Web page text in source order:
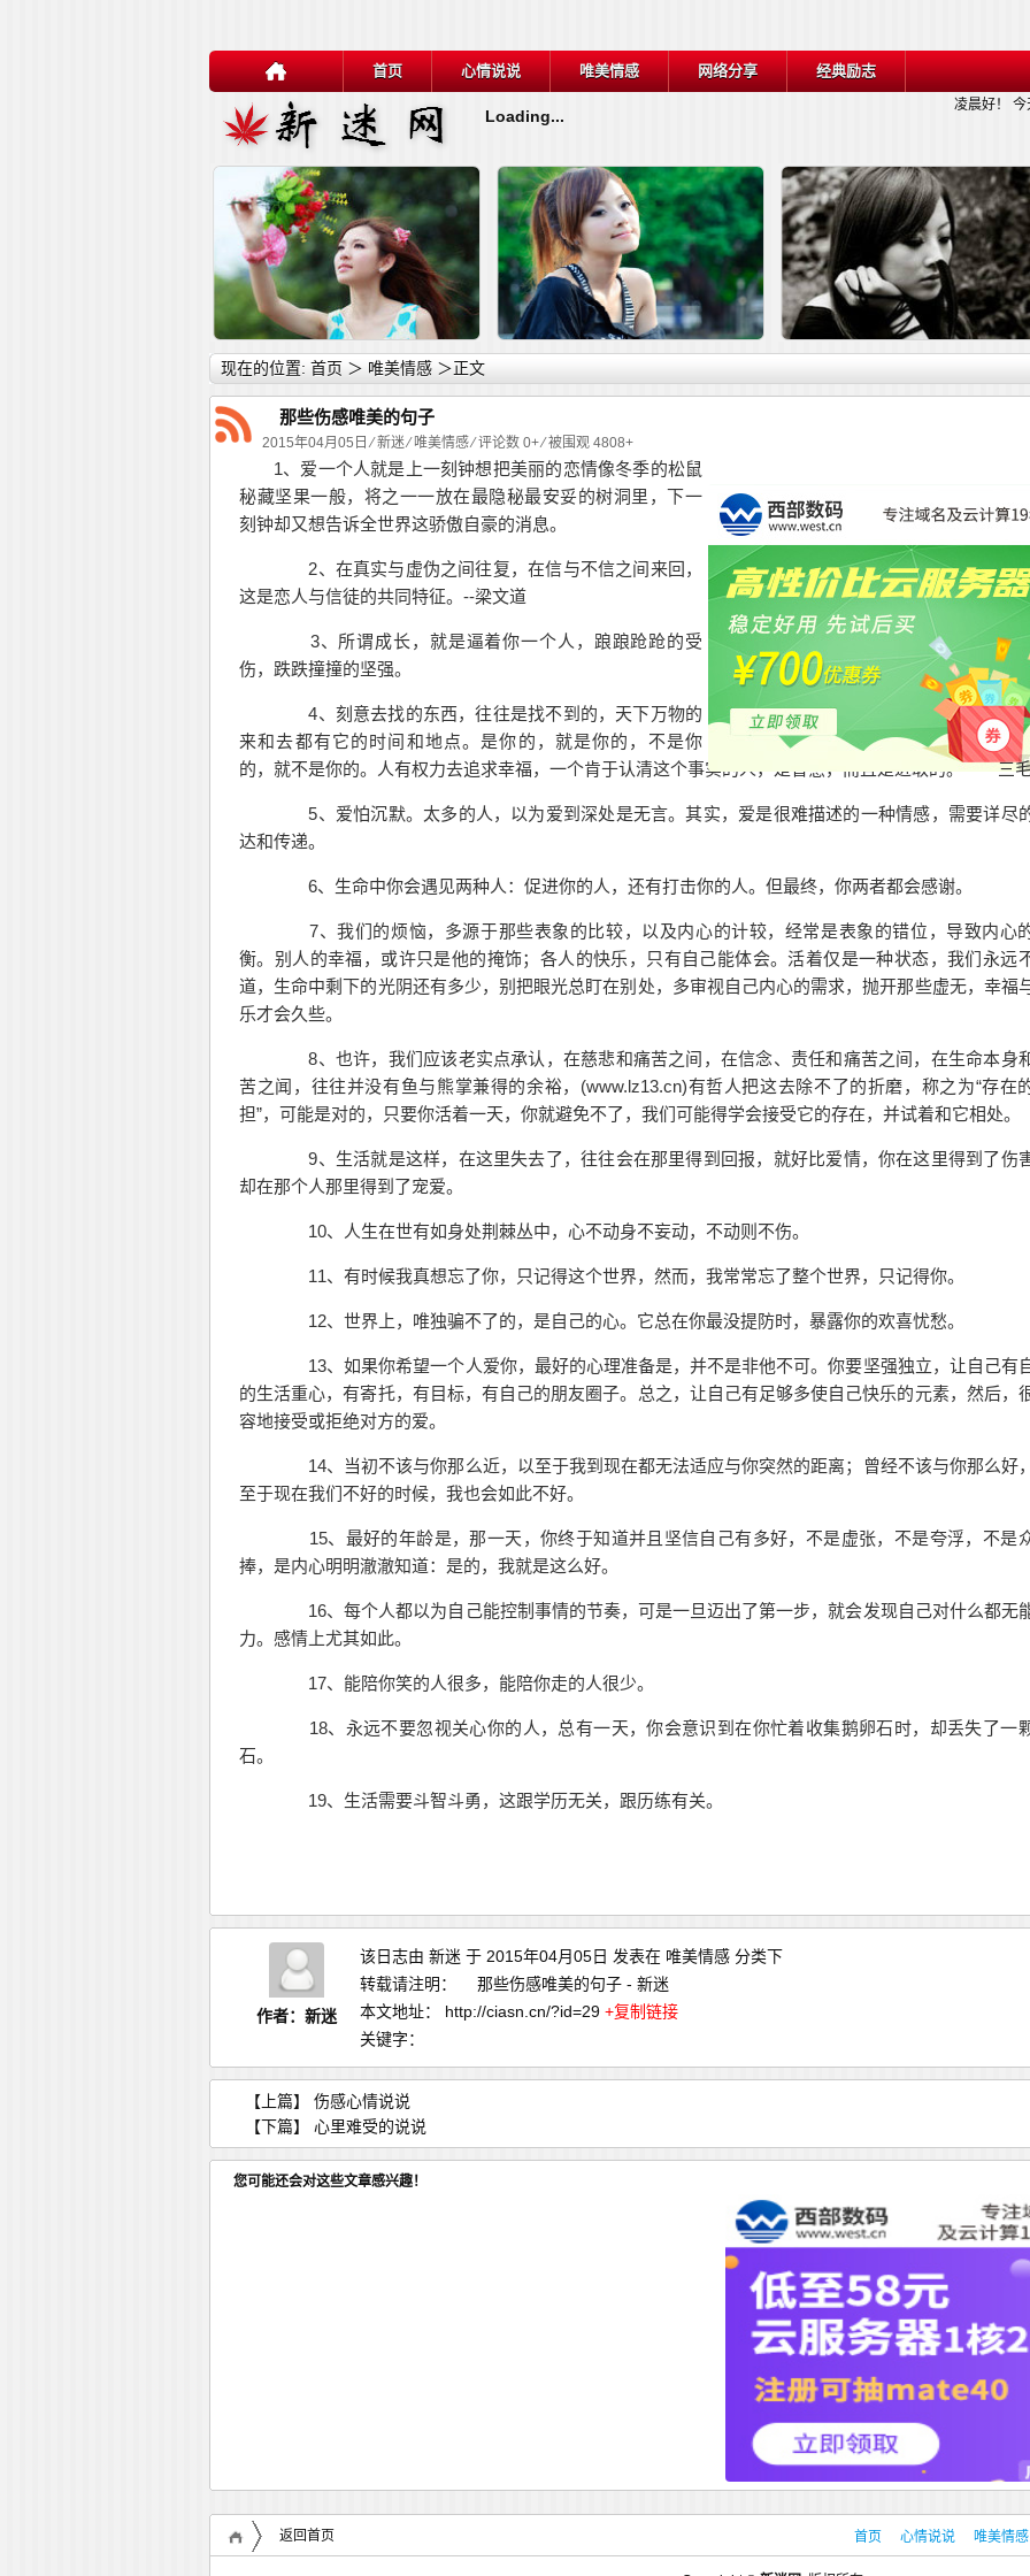
首页 心情说说 唯美情感 网络分享 经典励志
Loading...
凌晨好！ 今
详细内容
伤人心的话
详细内容
网工的爱情（精妙）
详细
人与人之间的那些事儿，写的真
现在的位置: 首页 ＞ 唯美情感 ＞正文
那些伤感唯美的句子
2015年04月05日 ⁄新迷⁄唯美情感⁄ 评论数 0+ ⁄ 被围观 4808+
1、爱一个人就是上一刻钟想把美丽的恋情像冬季的松鼠
秘藏坚果一般，将之一一放在最隐秘最安妥的树洞里，下一
刻钟却又想告诉全世界这骄傲自豪的消息。
2、在真实与虚伪之间往复，在信与不信之间来回，
这是恋人与信徒的共同特征。--梁文道
3、所谓成长，就是逼着你一个人，踉踉跄跄的受
伤，跌跌撞撞的坚强。
4、刻意去找的东西，往往是找不到的，天下万物的
来和去都有它的时间和地点。是你的，就是你的，不是你
的，就不是你的。人有权力去追求幸福，一个肯于认清这个事实的人，是智慧，而且是进取的。——三
5、爱怕沉默。太多的人，以为爱到深处是无言。其实，爱是很难描述的一种情感，需要详尽
达和传递。
6、 生命中你会遇见两种人：促进你的人，还有打击你的人。但最终，你两者都会感谢。
7、我们的烦恼，多源于那些表象的比较，以及内心的计较，经常是表象的错位，导致内心
衡。别人的幸福，或许只是他的掩饰；各人的快乐，只有自己能体会。活着仅是一种状态，我们永远
道，生命中剩下的光阴还有多少，别把眼光总盯在别处，多审视自己内心的需求，抛开那些虚无，幸福
乐才会久些。
8、也许，我们应该老实点承认，在慈悲和痛苦之间，在信念、责任和痛苦之间，在生命本身
苦之闻，往往并没有鱼与熊掌兼得的余裕，(www.lz13.cn)有哲人把这去除不了的折磨，称之为“存在
担”，可能是对的，只要你活着一天，你就避免不了，我们可能得学会接受它的存在，并试着和它相处。
9、生活就是这样，在这里失去了，往往会在那里得到回报，就好比爱情，你在这里得到了伤害
却在那个人那里得到了宠爱。
10、人生在世有如身处荆棘丛中，心不动身不妄动，不动则不伤。
11、有时候我真想忘了你，只记得这个世界，然而，我常常忘了整个世界，只记得你。
12、世界上，唯独骗不了的，是自己的心。它总在你最没提防时，暴露你的欢喜忧愁。
13、如果你希望一个人爱你，最好的心理准备是，并不是非他不可。你要坚强独立，让自己有
的生活重心，有寄托，有目标，有自己的朋友圈子。总之，让自己有足够多使自己快乐的元素，然后，
容地接受或拒绝对方的爱。
14、当初不该与你那么近，以至于我到现在都无法适应与你突然的距离；曾经不该与你那么好
至于现在我们不好的时候，我也会如此不好。
15、最好的年龄是，那一天，你终于知道并且坚信自己有多好，不是虚张，不是夸浮，不是
捧，是内心明明澈澈知道：是的，我就是这么好。
16、每个人都以为自己能控制事情的节奏，可是一旦迈出了第一步，就会发现自己对什么都无
力。感情上尤其如此。
17、能陪你笑的人很多，能陪你走的人很少。
18、永远不要忽视关心你的人，总有一天，你会意识到在你忙着收集鹅卵石时，却丢失了一
石。
19、生活需要斗智斗勇，这跟学历无关，跟历练有关。
作者：新迷
该日志由 新迷 于 2015年04月05日 发表在 唯美情感 分类下
转载请注明：
那些伤感唯美的句子 - 新迷
本文地址： http://ciasn.cn/?id=29 +复制链接
关键字：
【上篇】 伤感心情说说
【下篇】 心里难受的说说
您可能还会对这些文章感兴趣！
返回首页 首页 心情说说 唯美情感